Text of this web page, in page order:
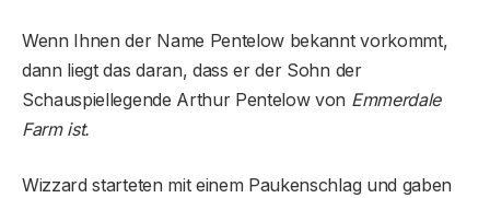
Wenn Ihnen der Name Pentelow bekannt vorkommt,
dann liegt das daran, dass er der Sohn der
Schauspiellegende Arthur Pentelow von Emmerdale
Farm ist.
Wizzard starteten mit einem Paukenschlag und gaben